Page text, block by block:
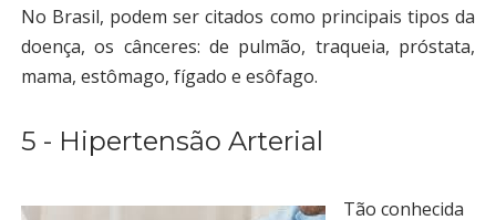
No Brasil, podem ser citados como principais tipos da
doença, os cânceres: de pulmão, traqueia, próstata,
mama, estômago, fígado e esôfago.
5 - Hipertensão Arterial
Tão conhecida